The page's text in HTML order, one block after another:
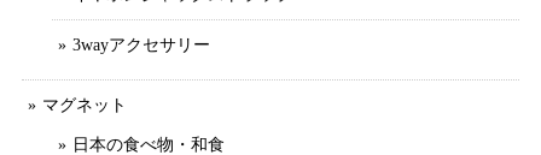
3wayアクセサリー
マグネット
日本の食べ物・和食